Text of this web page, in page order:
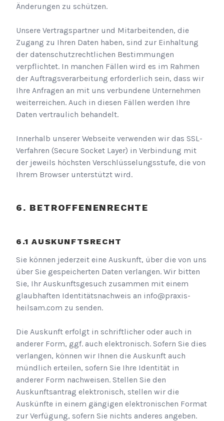
Änderungen zu schützen.
Unsere Vertragspartner und Mitarbeitenden, die
Zugang zu Ihren Daten haben, sind zur Einhaltung
der datenschutzrechtlichen Bestimmungen
verpflichtet. In manchen Fällen wird es im Rahmen
der Auftragsverarbeitung erforderlich sein, dass wir
Ihre Anfragen an mit uns verbundene Unternehmen
weiterreichen. Auch in diesen Fällen werden Ihre
Daten vertraulich behandelt.
Innerhalb unserer Webseite verwenden wir das SSL-
Verfahren (Secure Socket Layer) in Verbindung mit
der jeweils höchsten Verschlüsselungsstufe, die von
Ihrem Browser unterstützt wird.
BETROFFENENRECHTE
AUSKUNFTSRECHT
Sie können jederzeit eine Auskunft, über die von uns
über Sie gespeicherten Daten verlangen. Wir bitten
Sie, Ihr Auskunftsgesuch zusammen mit einem
glaubhaften Identitätsnachweis an info@praxis-
heilsam.com zu senden.
Die Auskunft erfolgt in schriftlicher oder auch in
anderer Form, ggf. auch elektronisch. Sofern Sie dies
verlangen, können wir Ihnen die Auskunft auch
mündlich erteilen, sofern Sie Ihre Identität in
anderer Form nachweisen. Stellen Sie den
Auskunftsantrag elektronisch, stellen wir die
Auskünfte in einem gängigen elektronischen Format
zur Verfügung, sofern Sie nichts anderes angeben.